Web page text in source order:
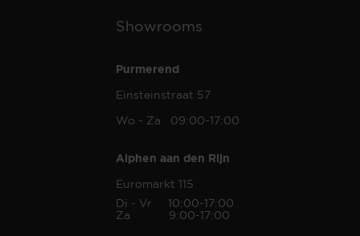
Showrooms
Purmerend
Einsteinstraat 57
Wo - Za 09:00-17:00
Alphen aan den Rijn
Euromarkt 115
Di - Vr 10:00-17:00
Za 9:00-17:00